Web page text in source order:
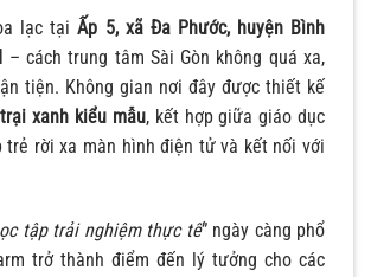
lạc tạiẤp 5, xã Đa Phước, huyện Bình
– cách trung tâm Sài Gòn không quá xa,
tiện. Không gian nơi đây được thiết kế
xanh kiểu mẫu, kết hợp giữa giáo dục
trẻ rời xa màn hình điện tử và kết nối với
tập trải nghiệm thực tế” ngày càng phổ
trở thành điểm đến lý tưởng cho các